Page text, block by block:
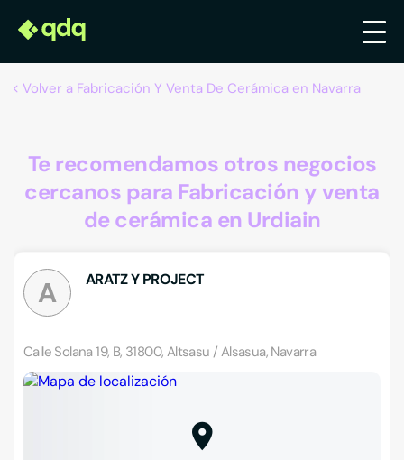
Volver a Fabricación Y Venta De Cerámica en Navarra
Te recomendamos otros negocios
cercanos para Fabricación y venta
de cerámica en Urdiain
A ARATZ Y PROJECT
Calle Solana 19, B, 31800, Altsasu / Alsasua, Navarra